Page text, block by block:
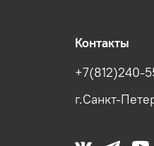
Контакты
+7(812)240-
г.Санкт-